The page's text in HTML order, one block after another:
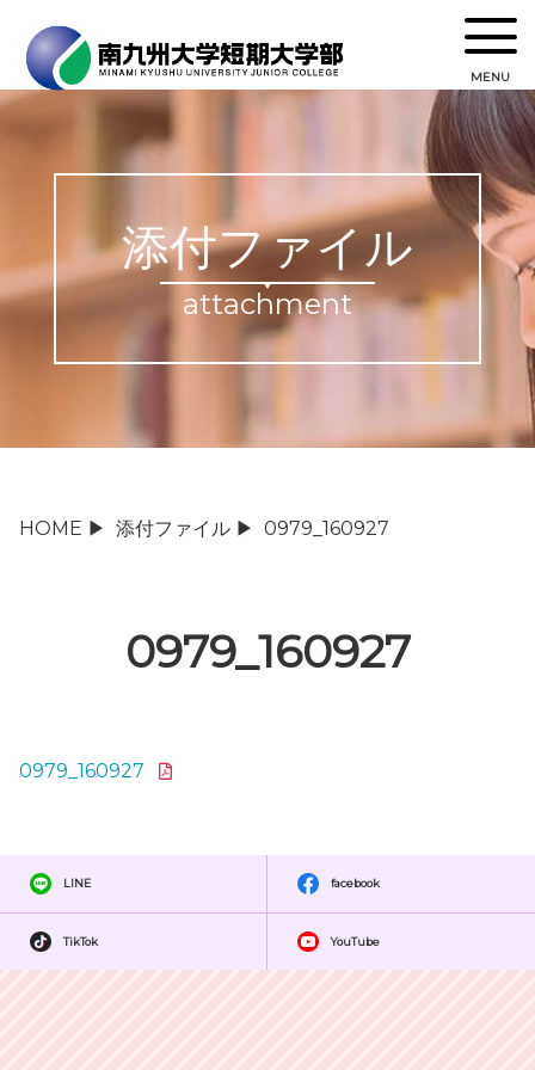
MENU
添付ファイル
attachment
HOME ▶ 添付ファイル ▶ 0979_160927
0979_160927
0979_160927
LINE facebook
TikTok YouTube